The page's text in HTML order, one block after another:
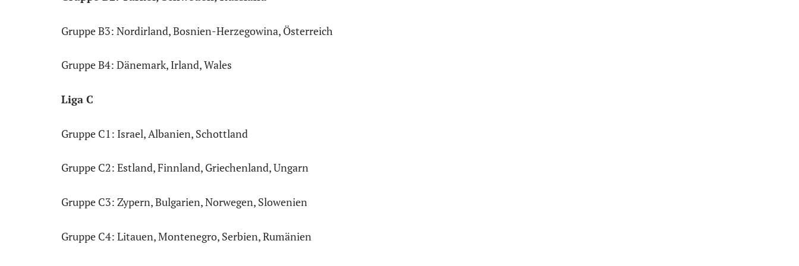
Gruppe B3: Nordirland, Bosnien-Herzegowina, Österreich
Gruppe B4: Dänemark, Irland, Wales
Liga C
Gruppe C1: Israel, Albanien, Schottland
Gruppe C2: Estland, Finnland, Griechenland, Ungarn
Gruppe C3: Zypern, Bulgarien, Norwegen, Slowenien
Gruppe C4: Litauen, Montenegro, Serbien, Rumänien